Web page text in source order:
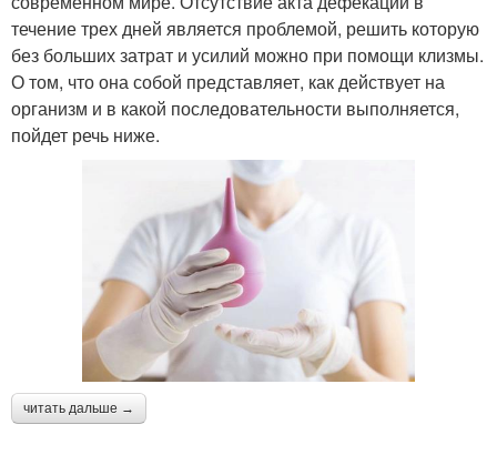
течение трех дней является проблемой, решить которую
без больших затрат и усилий можно при помощи клизмы.
О том, что она собой представляет, как действует на
организм и в какой последовательности выполняется,
пойдет речь ниже.
читать дальше →